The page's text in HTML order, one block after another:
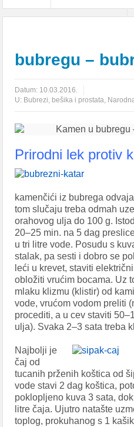
bubregu –
Datum: 10.03.2016.
U: Bubrezi, bešika i prostata,
Prirodni lek protiv
kamenčići iz bubrega
tom slučaju treba odmah
orahovog ulja do 100 g.
20–25 min. na 5 dag
u tri litre vode. Posudu s
stalak, pa sesti i dobro se
leći u krevet, staviti
obložiti vrućim bocama. Uz
mlaku klizmu (klistir) od
vode, vrućom vodom preliti
procediti, a u cev staviti
ulja). Svaka 2–3 sata treba
Najbolji je
čaj od
tucanih prženih koštica od
vode stavi 2 dag koštica,
poklopljeno kuva 3 sata,
litre čaja. Ujutro natašte
toplog, prokuhanog s 1